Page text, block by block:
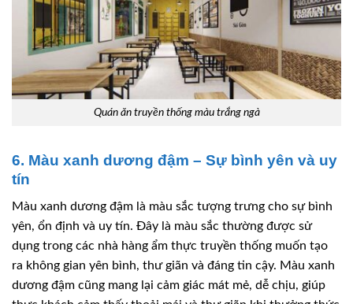
Quán ăn truyền thống màu trắng ngà
6. Màu xanh dương đậm – Sự bình yên và uy
tín
Màu xanh dương đậm là màu sắc tượng trưng cho sự bình
yên, ổn định và uy tín. Đây là màu sắc thường được sử
dụng trong các nhà hàng ẩm thực truyền thống muốn tạo
ra không gian yên bình, thư giãn và đáng tin cậy. Màu xanh
dương đậm cũng mang lại cảm giác mát mẻ, dễ chịu, giúp